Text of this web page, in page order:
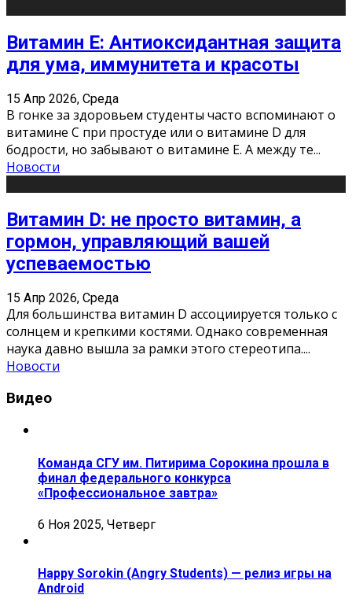
Витамин Е: Антиоксидантная защита
для ума, иммунитета и красоты
15 Апр 2026, Среда
В гонке за здоровьем студенты часто вспоминают о
витамине С при простуде или о витамине D для
бодрости, но забывают о витамине Е. А между те...
Новости
Витамин D: не просто витамин, а
гормон, управляющий вашей
успеваемостью
15 Апр 2026, Среда
Для большинства витамин D ассоциируется только с
солнцем и крепкими костями. Однако современная
наука давно вышла за рамки этого стереотипа....
Новости
Видео
Команда СГУ им. Питирима Сорокина прошла в
финал федерального конкурса
«Профессиональное завтра»
6 Ноя 2025, Четверг
Happy Sorokin (Angry Students) — релиз игры на
Android